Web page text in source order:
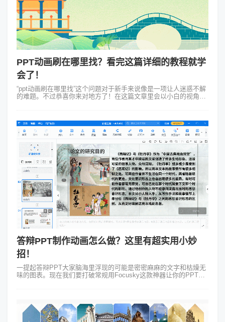
PPT动画刷在哪里找？看完这篇详细的教程就学
会了！
“ppt动画刷在哪里找”这个问题对于新手来说像是一项让人迷惑不解
的难题。不过恭喜你来对地方了！在这篇文章里会以小白的视角、
答辩PPT制作动画怎么做？这里有超实用小妙
招！
一提起答辩PPT大家脑海里浮现的可能是密密麻麻的文字和枯燥无
味的图表。现在我们要打破常规用Focusky这款神器让你的PPT瞬